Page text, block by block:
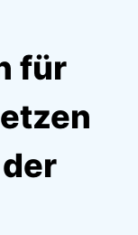
für